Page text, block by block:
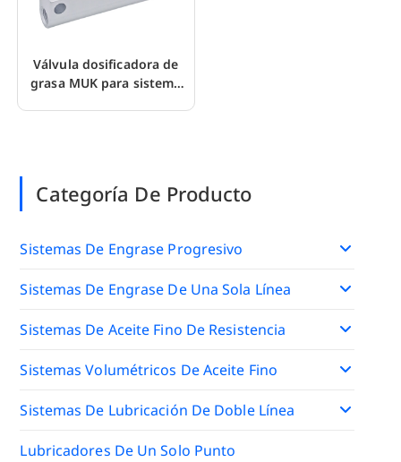
Válvula dosificadora de
grasa MUK para sistema
Categoría De Producto
Sistemas De Engrase Progresivo
Sistemas De Engrase De Una Sola Línea
Sistemas De Aceite Fino De Resistencia
Sistemas Volumétricos De Aceite Fino
Sistemas De Lubricación De Doble Línea
Lubricadores De Un Solo Punto